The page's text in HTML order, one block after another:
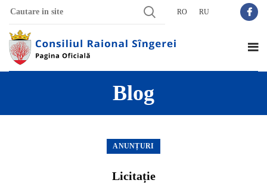
RO RU
Blog
ANUNȚURI
Licitație